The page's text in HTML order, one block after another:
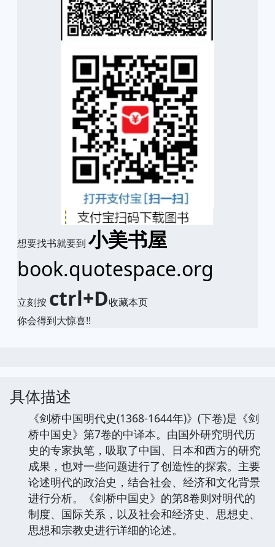
想要找书就要到 小美书屋
book.quotespace.org
立刻按 ctrl+D收藏本页
你会得到大惊喜!!
具体描述
《剑桥中国明代史(1368-1644年)》(下卷)是《剑
桥中国史》第7卷的中译本。由国外研究明代历
史的专家执笔，吸取了中国、日本和西方的研究
成果，也对一些问题进行了创造性的探索。主要
论述明代的政治史，结合社会、经济和文化背景
进行分析。《剑桥中国史》的第8卷则对明代的
制度、国际关系，以及社会和经济史、思想史、
思想和宗教史进行详细的论述。